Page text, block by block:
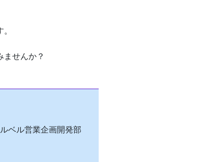
せんか？
ベル営業企画開発部